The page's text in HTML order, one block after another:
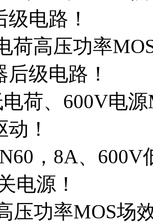
电路！
荷高压功率
后级电路！
荷、600V电
！
，8A、
电源！
压功率MOS场